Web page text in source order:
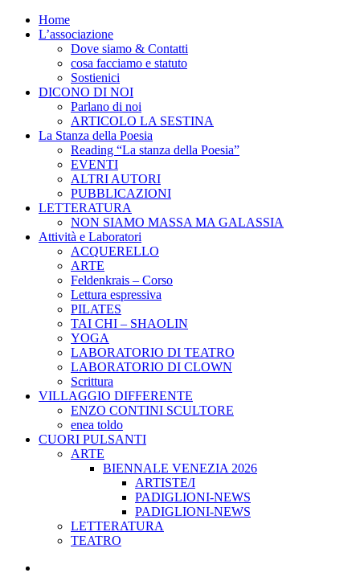
Home
L’associazione
Dove siamo & Contatti
cosa facciamo e statuto
Sostienici
DICONO DI NOI
Parlano di noi
ARTICOLO LA SESTINA
La Stanza della Poesia
Reading “La stanza della Poesia”
EVENTI
ALTRI AUTORI
PUBBLICAZIONI
LETTERATURA
NON SIAMO MASSA MA GALASSIA
Attività e Laboratori
ACQUERELLO
ARTE
Feldenkrais – Corso
Lettura espressiva
PILATES
TAI CHI – SHAOLIN
YOGA
LABORATORIO DI TEATRO
LABORATORIO DI CLOWN
Scrittura
VILLAGGIO DIFFERENTE
ENZO CONTINI SCULTORE
enea toldo
CUORI PULSANTI
ARTE
BIENNALE VENEZIA 2026
ARTISTE/I
PADIGLIONI-NEWS
PADIGLIONI-NEWS
LETTERATURA
TEATRO